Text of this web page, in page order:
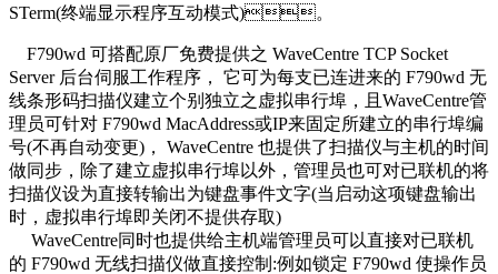
STerm(终端显示程序互动模式)。
F790wd 可搭配原厂免费提供之 WaveCentre TCP Socket
Server 后台伺服工作程序， 它可为每支已连进来的 F790wd 无
线条形码扫描仪建立个别独立之虚拟串行埠，且WaveCentre管
理员可针对 F790wd MacAddress或IP来固定所建立的串行埠编
号(不再自动变更)， WaveCentre 也提供了扫描仪与主机的时间
做同步，除了建立虚拟串行埠以外，管理员也可对已联机的将
扫描仪设为直接转输出为键盘事件文字(当启动这项键盘输出
时，虚拟串行埠即关闭不提供存取)
WaveCentre同时也提供给主机端管理员可以直接对已联机
的 F790wd 无线扫描仪做直接控制:例如锁定 F790wd 使操作员